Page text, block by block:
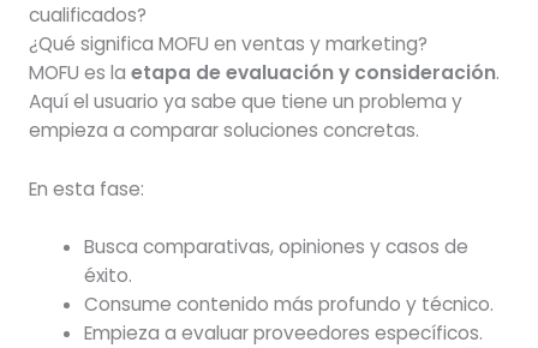
cualificados?
¿Qué significa MOFU en ventas y marketing?
MOFU es la etapa de evaluación y consideración.
Aquí el usuario ya sabe que tiene un problema y
empieza a comparar soluciones concretas.
En esta fase:
Busca comparativas, opiniones y casos de
éxito.
Consume contenido más profundo y técnico.
Empieza a evaluar proveedores específicos.